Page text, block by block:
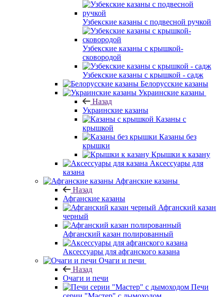
Узбекские казаны с подвесной ручкой
Узбекские казаны с крышкой-
сковородой
Узбекские казаны с крышкой - садж
Белорусские казаны
Украинские казаны
Назад
Украинские казаны
Казаны с
крышкой
Казаны без
крышки
Крышки к казану
Аксессуары для
казана
Афганские казаны
Назад
Афганские казаны
Афганский казан
черный
Афганский казан полированный
Аксессуары для афганского казана
Очаги и печи
Назад
Очаги и печи
Печи